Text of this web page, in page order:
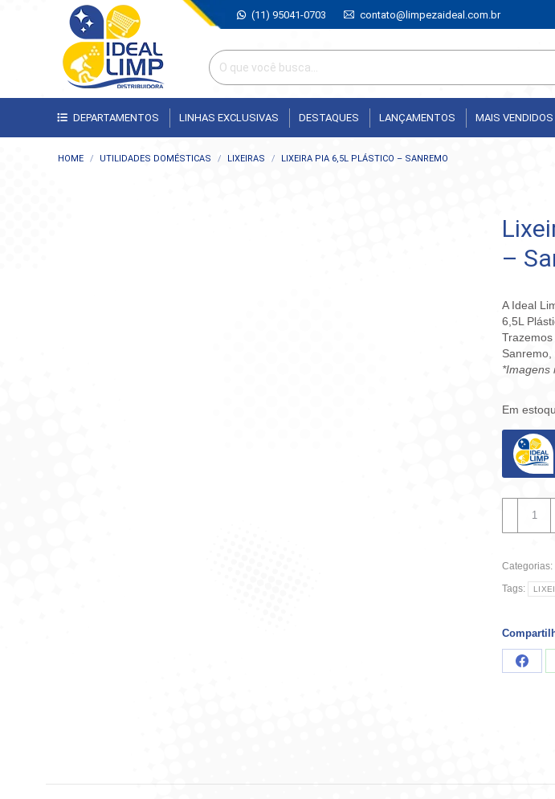
(11) 95041-0703 contato@limpezaideal.com.br
DEPARTAMENTOS LINHAS EXCLUSIVAS DESTAQUES LANÇAMENTOS MAIS VENDIDOS
Você está aqui:
HOME UTILIDADES DOMÉSTICAS LIXEIRAS LIXEIRA PIA 6,5L PLÁSTICO – SANREMO
–
A Ideal
6,5L
*Imagens
Em
6,5L
-
Sanremo
Categorias:
Tags: